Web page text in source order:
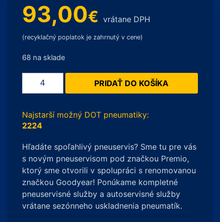
93,00€ vrátane DPH
(recyklačný poplatok je zahrnutý v cene)
68 na sklade
množstvo
WU01
XL
R19
93V
PRIDAŤ DO KOŠÍKA
Najstarší možný DOT pneumatiky:
2224
Hľadáte spoľahlivý pneuservis? Sme tu pre vás
s novým pneuservisom pod značkou Premio,
ktorý sme otvorili v spolupráci s renomovanou
značkou Goodyear! Ponúkame kompletné
pneuservisné služby a autoservisné služby
vrátane sezónneho uskladnenia pneumatík.